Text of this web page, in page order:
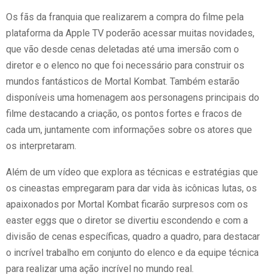
Os fãs da franquia que realizarem a compra do filme pela
plataforma da Apple TV poderão acessar muitas novidades,
que vão desde cenas deletadas até uma imersão com o
diretor e o elenco no que foi necessário para construir os
mundos fantásticos de Mortal Kombat. Também estarão
disponíveis uma homenagem aos personagens principais do
filme destacando a criação, os pontos fortes e fracos de
cada um, juntamente com informações sobre os atores que
os interpretaram.
Além de um vídeo que explora as técnicas e estratégias que
os cineastas empregaram para dar vida às icônicas lutas, os
apaixonados por Mortal Kombat ficarão surpresos com os
easter eggs que o diretor se divertiu escondendo e com a
divisão de cenas específicas, quadro a quadro, para destacar
o incrível trabalho em conjunto do elenco e da equipe técnica
para realizar uma ação incrível no mundo real.